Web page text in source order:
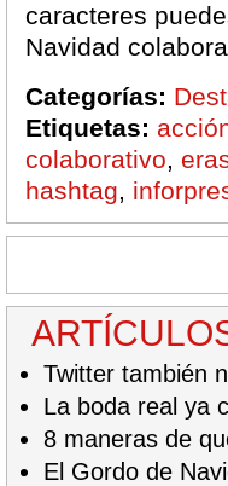
caracteres
Navidad
Categorías:
Etiquetas:
colaborativo,
hashtag,
Twitter también
La boda real ya
8 maneras de
El Gordo de